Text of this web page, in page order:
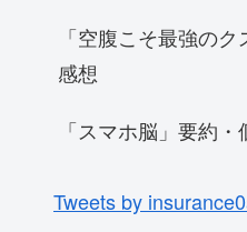
「空腹こそ最強の
感想
「スマホ脳」要約
Tweets by